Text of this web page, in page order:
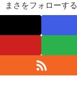
まさをフォローする